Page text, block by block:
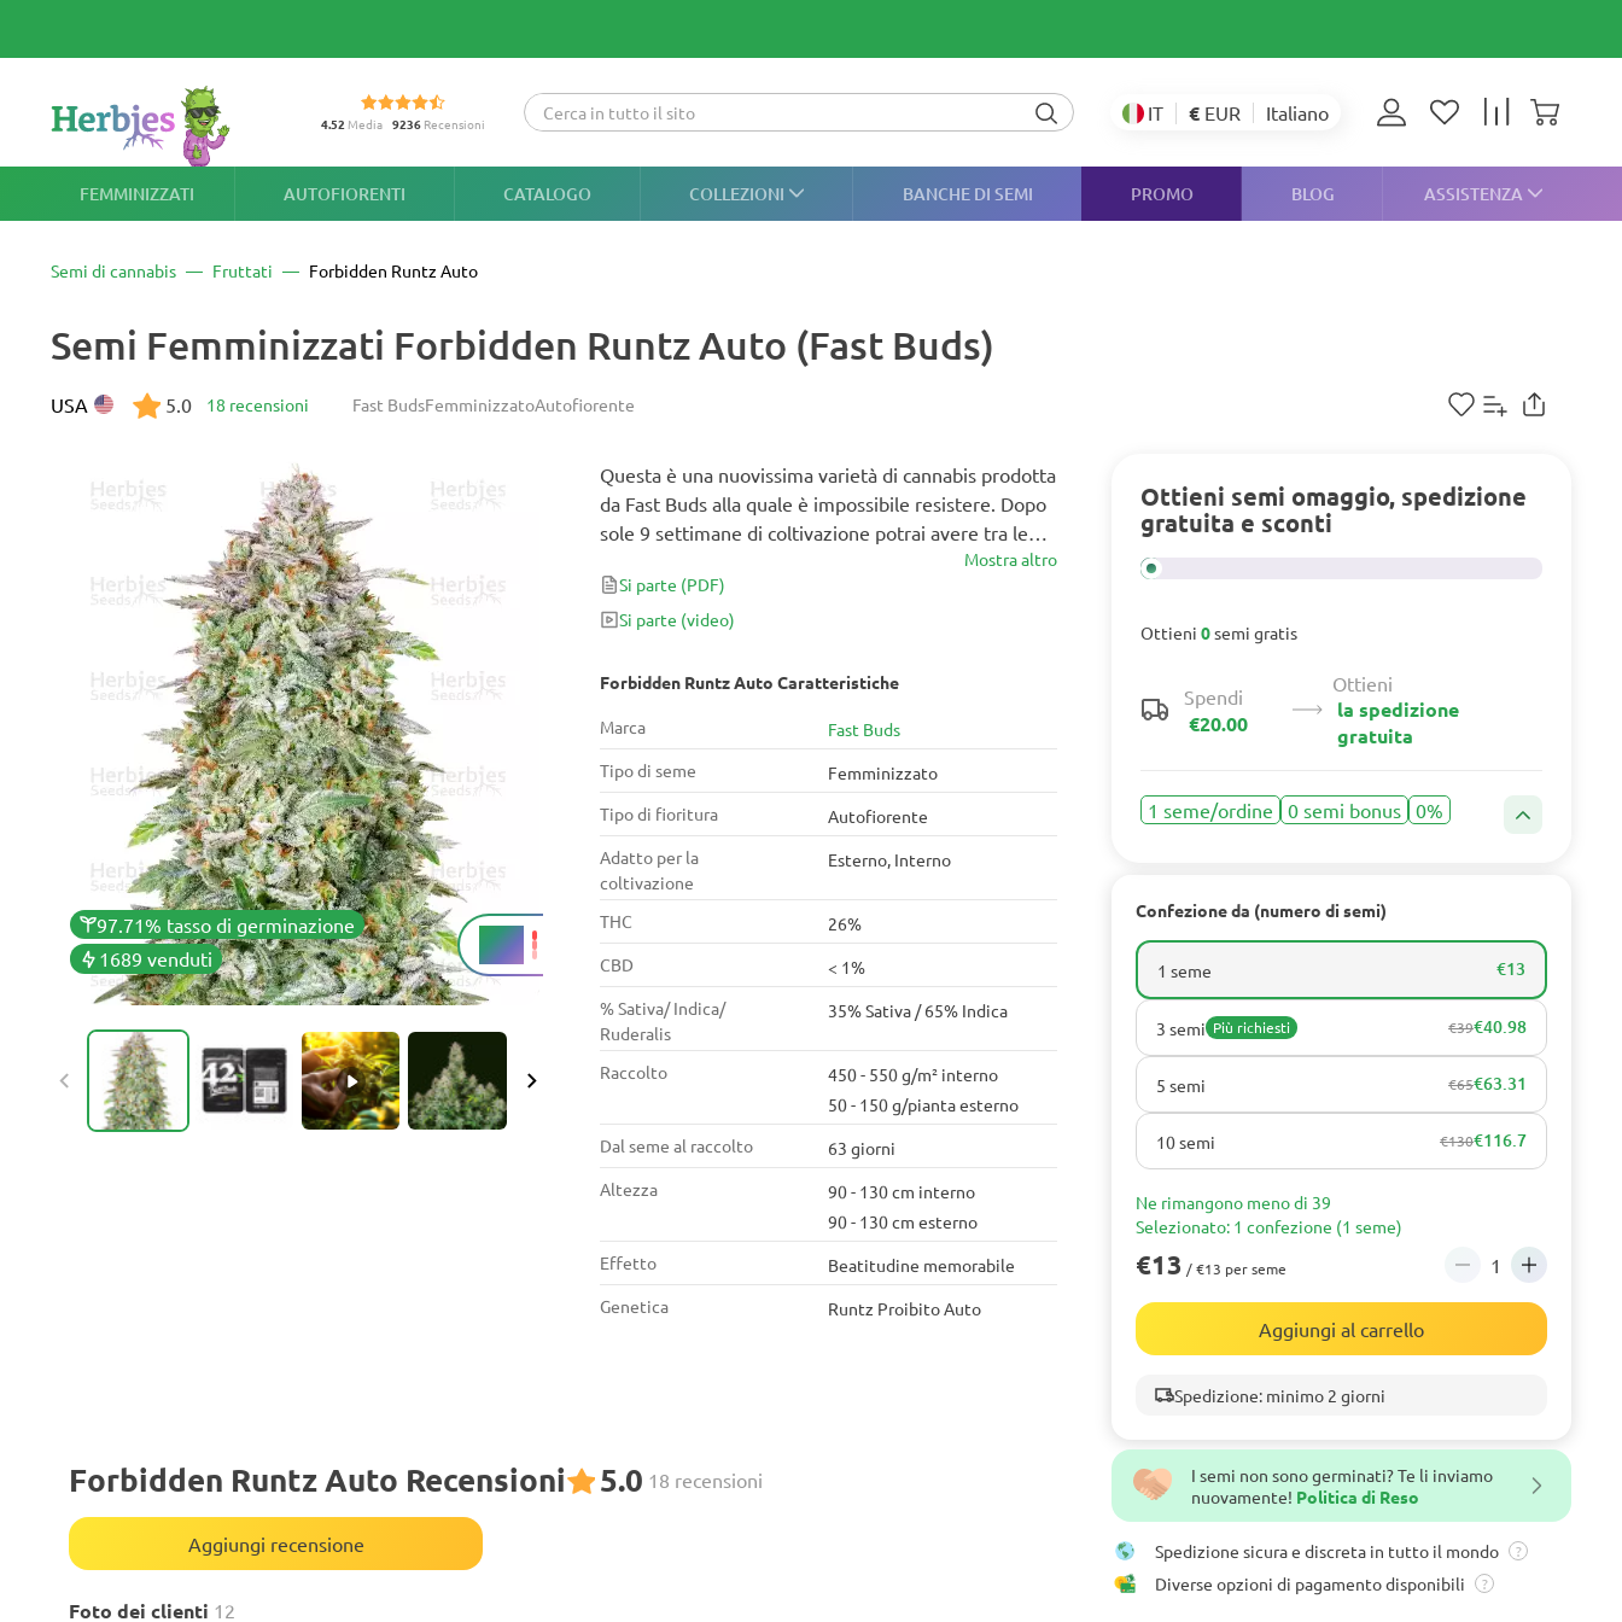
4.52 Media 9236 Recensioni IT € EUR Italiano
FEMMINIZZATI AUTOFIORENTI CATALOGO COLLEZIONI BANCHE DI SEMI PROMO BLOG ASSISTENZA
Semi di cannabis Fruttati Forbidden Runtz Auto
97.71% tasso di germinazione
1689 venduti
26%
THC
Semi Femminizzati Forbidden Runtz Auto (Fast Buds)
Fast BudsFemminizzatoAutofiorente
USA 5.0 18 recensioni
Forbidden Runtz Auto Caratteristiche
Marca
Fast Buds
Tipo di seme
Femminizzato
Tipo di fioritura
Autofiorente
Adatto per la
coltivazione
Esterno, Interno
THC
26%
CBD
< 1%
% Sativa/ Indica/
Ruderalis
35% Sativa / 65% Indica
Raccolto
450 - 550 g/m² interno
50 - 150 g/pianta esterno
Dal seme al raccolto
63 giorni
Altezza
90 - 130 cm interno
90 - 130 cm esterno
Effetto
Beatitudine memorabile
Genetica
Runtz Proibito Auto
Forbidden Runtz Auto Recensioni 5.0 18 recensioni
Aggiungi recensione
Foto dei clienti 12
Questa è una nuovissima varietà di cannabis prodotta
da Fast Buds alla quale è impossibile resistere. Dopo
sole 9 settimane di coltivazione potrai avere tra le
mani una scorta di cime deliziose che sposano
eccezionali aromi terrosi con sapori di frutta che
sembrano provenire direttamente dal giardino
frutto proibito per un motivo, grazie al suo 26% di
riuscirai facilmente a trovarne una più forte!
Mostra altro
Si parte (PDF)
Si parte (video)
Ottieni semi omaggio, spedizione
gratuita e sconti
Ottieni 0semi gratis
Spendi
€20.00
Ottieni
la spedizione
gratuita
1 seme/ordine 0 semi bonus 0%
Confezione da (numero di semi)
1 seme €13
3 semi Più richiesti €39€40.98
5 semi €65€63.31
10 semi €130€116.7
Ne rimangono meno di 39
Selezionato: 1 confezione (1 seme)
€13 / €13 per seme
Aggiungi al carrello
Spedizione: minimo 2 giorni
I semi non sono germinati? Te li inviamo
nuovamente! Politica di Reso
Spedizione sicura e discreta in tutto il mondo ?
Diverse opzioni di pagamento disponibili ?